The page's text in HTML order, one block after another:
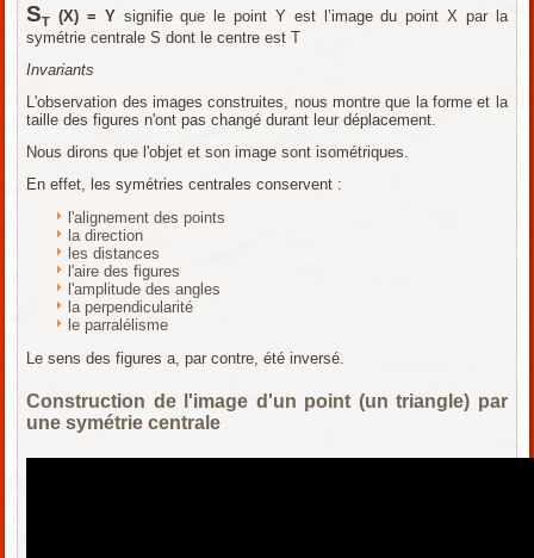
ST (X) = Y signifie que le point Y est l’image du point X par la
symétrie centrale S dont le centre est T
Invariants
L'observation des images construites, nous montre que la forme et la
taille des figures n'ont pas changé durant leur déplacement.
Nous dirons que l'objet et son image sont isométriques.
En effet, les symétries centrales conservent :
l'alignement des points
la direction
les distances
l'aire des figures
l'amplitude des angles
la perpendicularité
le parralélisme
Le sens des figures a, par contre, été inversé.
Construction de l'image d'un point (un triangle) par
une symétrie centrale